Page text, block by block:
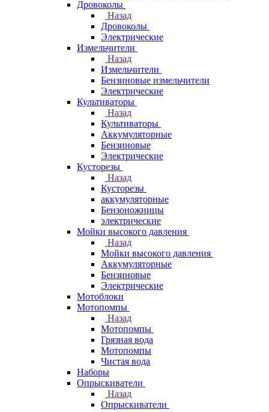
Дровоколы
Назад
Дровоколы
Электрические
Измельчители
Назад
Измельчители
Бензиновые измельчители
Электрические
Культиваторы
Назад
Культиваторы
Аккумуляторные
Бензиновые
Электрические
Кусторезы
Назад
Кусторезы
аккумуляторные
Бензоножницы
электрические
Мойки высокого давления
Назад
Мойки высокого давления
Аккумуляторные
Бензиновые
Электрические
Мотоблоки
Мотопомпы
Назад
Мотопомпы
Грязная вода
Мотопомпы
Чистая вода
Наборы
Опрыскиватели
Назад
Опрыскиватели